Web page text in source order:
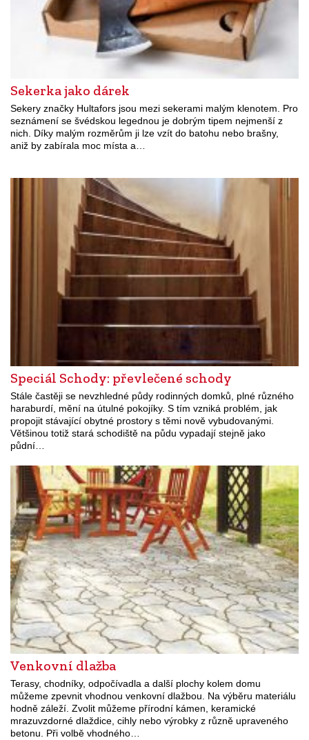
Sekerka jako dárek
Sekery značky Hultafors jsou mezi sekerami malým klenotem. Pro
seznámení se švédskou legednou je dobrým tipem nejmenší z
nich. Díky malým rozměrům ji lze vzít do batohu nebo brašny,
aniž by zabírala moc místa a…
Speciál Schody: převlečené schody
Stále častěji se nevzhledné půdy rodinných domků, plné různého
haraburdí, mění na útulné pokojíky. S tím vzniká problém, jak
propojit stávající obytné prostory s těmi nově vybudovanými.
Většinou totiž stará schodiště na půdu vypadají stejně jako
půdní…
Venkovní dlažba
Terasy, chodníky, odpočívadla a další plochy kolem domu
můžeme zpevnit vhodnou venkovní dlažbou. Na výběru materiálu
hodně záleží. Zvolit můžeme přírodní kámen, keramické
mrazuvzdorné dlaždice, cihly nebo výrobky z různě upraveného
betonu. Při volbě vhodného…